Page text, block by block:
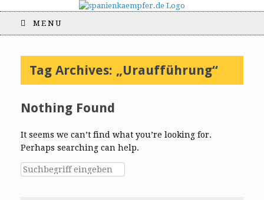
MENU
Tag Archives: „Uraufführung“
Nothing Found
It seems we can’t find what you’re looking for.
Perhaps searching can help.